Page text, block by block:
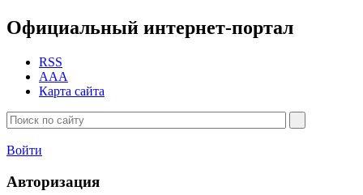
Официальный интернет-портал
RSS
AAA
Карта сайта
Войти
Авторизация